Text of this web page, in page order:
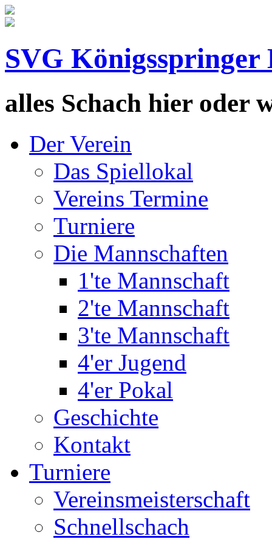
SVG Königsspringer
alles Schach hier oder
Der Verein
Das Spiellokal
Vereins Termine
Turniere
Die Mannschaften
1'te Mannschaft
2'te Mannschaft
3'te Mannschaft
4'er Jugend
4'er Pokal
Geschichte
Kontakt
Turniere
Vereinsmeisterschaft
Schnellschach